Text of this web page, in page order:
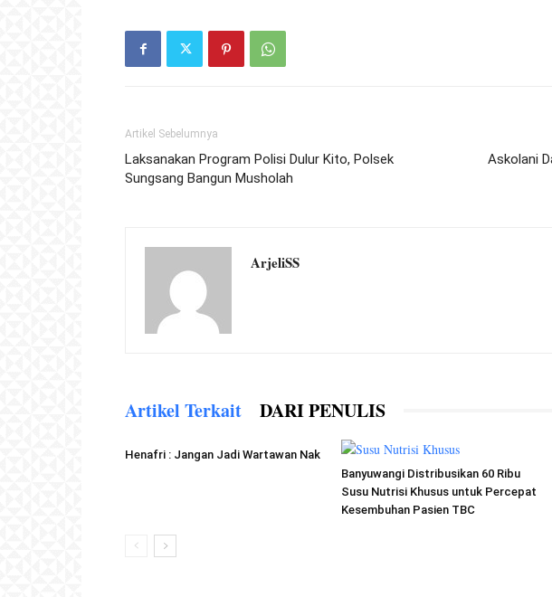
Artikel Sebelumnya
Laksanakan Program Polisi Dulur Kito, Polsek
Sungsang Bangun Musholah
Askolani
ArjeliSS
Artikel Terkait DARI PENULIS
Henafri : Jangan Jadi Wartawan Nak
Banyuwangi Distribusikan 60 Ribu
Susu Nutrisi Khusus untuk Percepat
Kesembuhan Pasien TBC